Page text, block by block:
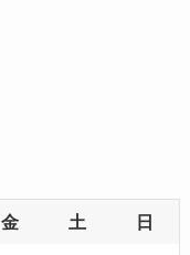
金 土 日